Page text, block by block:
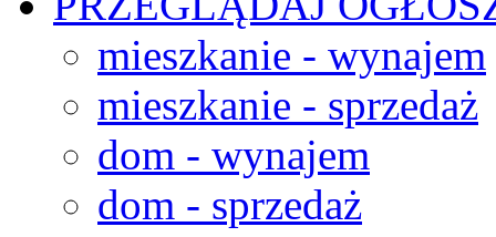
mieszkanie - wynajem
mieszkanie - sprzedaż
dom - wynajem
dom - sprzedaż